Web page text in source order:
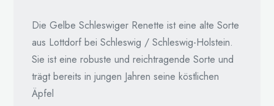
Die Gelbe Schleswiger Renette ist eine alte Sorte
aus Lottdorf bei Schleswig / Schleswig-Holstein.
Sie ist eine robuste und reichtragende Sorte und
trägt bereits in jungen Jahren seine köstlichen
Äpfel